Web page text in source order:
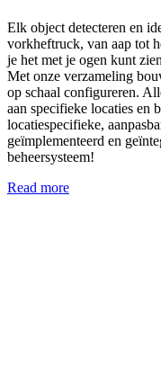
Elk object detecteren en
vorkheftruck, van aap tot
je het met je ogen kunt
Met onze verzameling
op schaal configureren.
aan specifieke locaties en
locatiespecifieke,
geïmplementeerd en
beheersysteem!
Read more